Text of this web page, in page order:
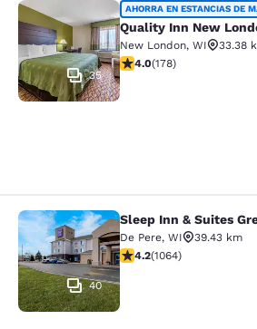
Quality Inn New
35
AHORRA EN ESTANCIAS DE
Quality Inn New
New London, WI
33.38
Calificación de 4.03
4.0(178)
Sleep Inn & Suites
40
Sleep Inn & Suites
De Pere, WI
39.43 km
Calificación de 4.2
4.2(1064)